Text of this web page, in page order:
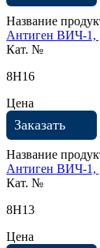
Название
Антиген ВИЧ-1,
Кат. №
8H16
Цена
Заказать
Название
Антиген ВИЧ-1,
Кат. №
8H13
Цена